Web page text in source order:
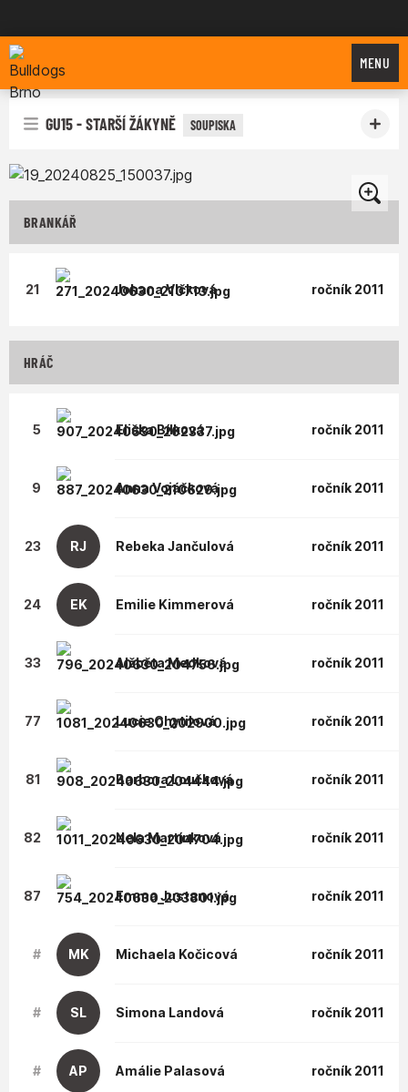
Bulldogs Brno
MENU
GU15 - STARŠÍ ŽÁKYNĚ SOUPISKA
BRANKÁŘ
21 JohanaVlčková ročník 2011
HRÁČ
5 EliškaBílková ročník 2011
9 AnnaVojáčková ročník 2011
23 RJ Rebeka Jančulová ročník 2011
24 EK Emilie Kimmerová ročník 2011
33 AlžbětaMedková ročník 2011
77 LucieChytilová ročník 2011
81 BarboraLoučková ročník 2011
82 NelaMartínková ročník 2011
87 EmmaJustanová ročník 2011
# MK Michaela Kočicová ročník 2011
# SL Simona Landová ročník 2011
# AP Amálie Palasová ročník 2011